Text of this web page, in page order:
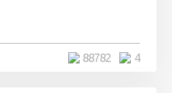
4
88782